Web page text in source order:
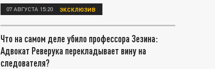
07 АВГУСТА 15:20 ЭКСКЛЮЗИВ
Что на самом деле убило профессора Зезина:
Адвокат Реверука перекладывает вину на
следователя?